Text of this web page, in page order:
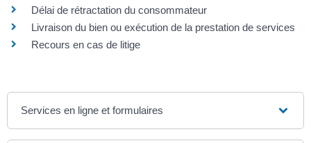
Délai de rétractation du consommateur
Livraison du bien ou exécution de la prestation de services
Recours en cas de litige
Services en ligne et formulaires